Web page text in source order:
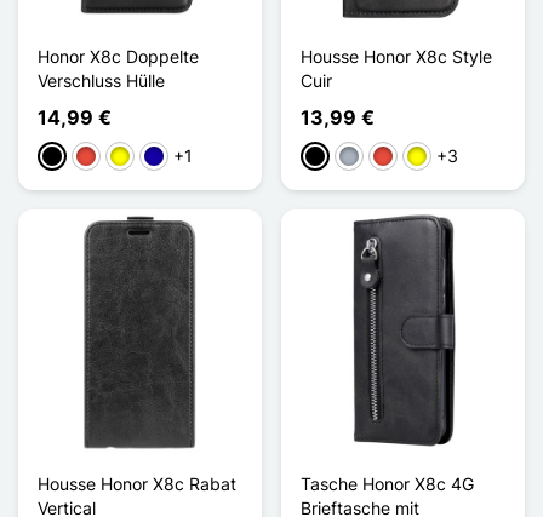
Honor X8c Doppelte
Verschluss Hülle
14,99 €
Schwarz
Rot GelbDunkelblau
+1
Housse Honor X8c Style
Cuir
13,99 €
Schwarz
GrauRot Gelb+3
Housse Honor X8c Rabat
Vertical
Tasche Honor X8c 4G
Brieftasche mit